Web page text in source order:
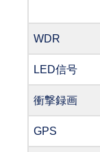
WDR
LED信号
衝撃録画
GPS